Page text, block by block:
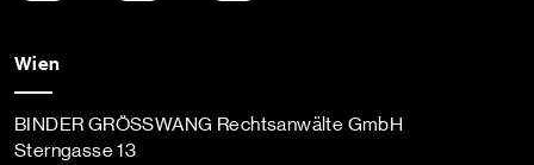
Wien
BINDER GRÖSSWANG Rechtsanwälte GmbH
Sterngasse 13